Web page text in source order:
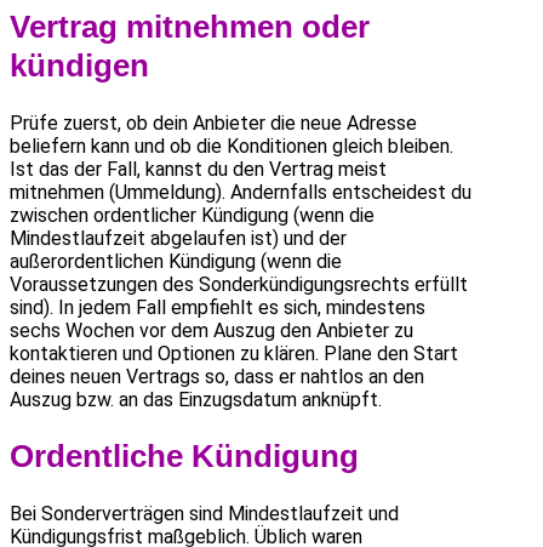
Vertrag mitnehmen oder
kündigen
Prüfe zuerst, ob dein Anbieter die neue Adresse
beliefern kann und ob die Konditionen gleich bleiben.
Ist das der Fall, kannst du den Vertrag meist
mitnehmen (Ummeldung). Andernfalls entscheidest du
zwischen ordentlicher Kündigung (wenn die
Mindestlaufzeit abgelaufen ist) und der
außerordentlichen Kündigung (wenn die
Voraussetzungen des Sonderkündigungsrechts erfüllt
sind). In jedem Fall empfiehlt es sich, mindestens
sechs Wochen vor dem Auszug den Anbieter zu
kontaktieren und Optionen zu klären. Plane den Start
deines neuen Vertrags so, dass er nahtlos an den
Auszug bzw. an das Einzugsdatum anknüpft.
Ordentliche Kündigung
Bei Sonderverträgen sind Mindestlaufzeit und
Kündigungsfrist maßgeblich. Üblich waren